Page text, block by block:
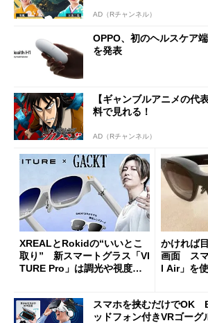
AD（Rチャンネル）
OPPO、初のヘルスケア
を発表
【ギャンブルアニメの代
料で見れる！
AD（Rチャンネル）
XREALとRokidの“いいとこ
取り” 新スマートグラス「VI
TURE Pro」は調光や視度調
かければ
画面 スマ
l Air」を
スマホを挟むだけでOK
ッドフォン付きVRゴーグ